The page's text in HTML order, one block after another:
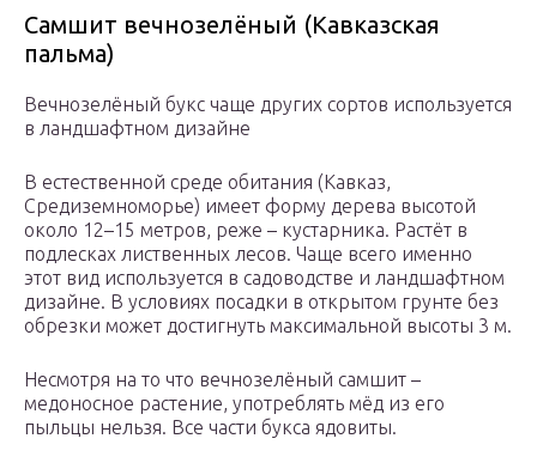
Самшит вечнозелёный (Кавказская
пальма)
Вечнозелёный букс чаще других сортов используется
в ландшафтном дизайне
В естественной среде обитания (Кавказ,
Средиземноморье) имеет форму дерева высотой
около 12–15 метров, реже – кустарника. Растёт в
подлесках лиственных лесов. Чаще всего именно
этот вид используется в садоводстве и ландшафтном
дизайне. В условиях посадки в открытом грунте без
обрезки может достигнуть максимальной высоты 3 м.
Несмотря на то что вечнозелёный самшит –
медоносное растение, употреблять мёд из его
пыльцы нельзя. Все части букса ядовиты.